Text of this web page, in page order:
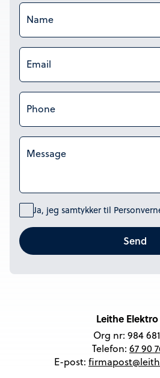
Name
Email
Phone
Message
Ja, jeg samtykker til
Leithe Elektro
Org nr: 984
Telefon: 67 90
E-post: